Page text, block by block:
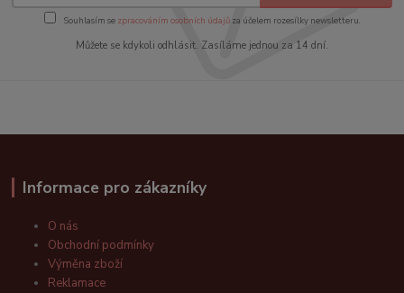
Souhlasím se zpracováním osobních údajůza účelem rozesílky newsletteru.
Můžete se kdykoli odhlásit. Zasíláme jednou za 14 dní.
Informace pro zákazníky
O nás
Obchodní podmínky
Výměna zboží
Reklamace